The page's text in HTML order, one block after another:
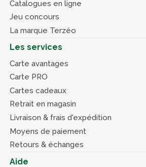
Catalogues en ligne
Jeu concours
La marque Terzéo
Les services
Carte avantages
Carte PRO
Cartes cadeaux
Retrait en magasin
Livraison & frais d'expédition
Moyens de paiement
Retours & échanges
Aide